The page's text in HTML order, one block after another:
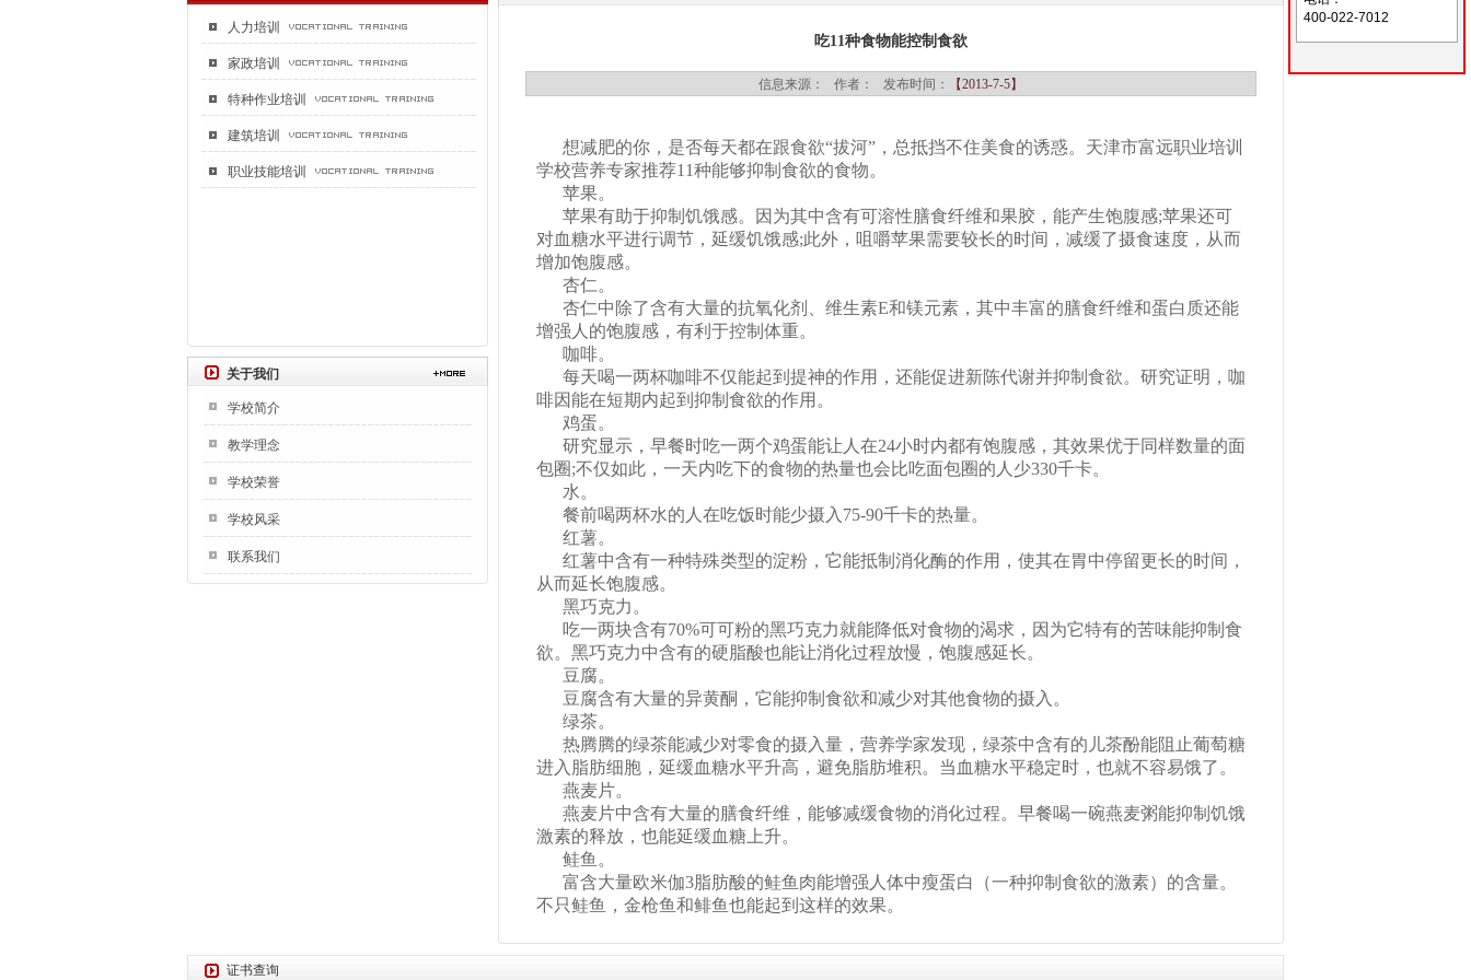
人力培训
家政培训
特种作业培训
建筑培训
职业技能培训
关于我们
学校简介
教学理念
学校荣誉
学校风采
联系我们
吃11种食物能控制食欲
信息来源： 作者： 发布时间： 【2013-7-5】
想减肥的你，是否每天都在跟食欲“拔河”，总抵挡不住美食的诱惑。天津市富远职业培训
学校营养专家推荐11种能够抑制食欲的食物。
苹果。
苹果有助于抑制饥饿感。因为其中含有可溶性膳食纤维和果胶，能产生饱腹感;苹果还可
对血糖水平进行调节，延缓饥饿感;此外，咀嚼苹果需要较长的时间，减缓了摄食速度，从而
增加饱腹感。
杏仁。
杏仁中除了含有大量的抗氧化剂、维生素E和镁元素，其中丰富的膳食纤维和蛋白质还能
增强人的饱腹感，有利于控制体重。
咖啡。
每天喝一两杯咖啡不仅能起到提神的作用，还能促进新陈代谢并抑制食欲。研究证明，咖
啡因能在短期内起到抑制食欲的作用。
鸡蛋。
研究显示，早餐时吃一两个鸡蛋能让人在24小时内都有饱腹感，其效果优于同样数量的面
包圈;不仅如此，一天内吃下的食物的热量也会比吃面包圈的人少330千卡。
水。
餐前喝两杯水的人在吃饭时能少摄入75-90千卡的热量。
红薯。
红薯中含有一种特殊类型的淀粉，它能抵制消化酶的作用，使其在胃中停留更长的时间，
从而延长饱腹感。
黑巧克力。
吃一两块含有70%可可粉的黑巧克力就能降低对食物的渴求，因为它特有的苦味能抑制食
欲。黑巧克力中含有的硬脂酸也能让消化过程放慢，饱腹感延长。
豆腐。
豆腐含有大量的异黄酮，它能抑制食欲和减少对其他食物的摄入。
绿茶。
热腾腾的绿茶能减少对零食的摄入量，营养学家发现，绿茶中含有的儿茶酚能阻止葡萄糖
进入脂肪细胞，延缓血糖水平升高，避免脂肪堆积。当血糖水平稳定时，也就不容易饿了。
燕麦片。
燕麦片中含有大量的膳食纤维，能够减缓食物的消化过程。早餐喝一碗燕麦粥能抑制饥饿
激素的释放，也能延缓血糖上升。
鲑鱼。
富含大量欧米伽3脂肪酸的鲑鱼肉能增强人体中瘦蛋白（一种抑制食欲的激素）的含量。
不只鲑鱼，金枪鱼和鲱鱼也能起到这样的效果。
证书查询
400-022-7012